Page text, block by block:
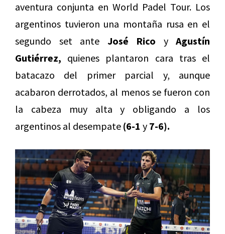
aventura conjunta en World Padel Tour. Los
argentinos tuvieron una montaña rusa en el
segundo set ante José Rico y Agustín
Gutiérrez, quienes plantaron cara tras el
batacazo del primer parcial y, aunque
acabaron derrotados, al menos se fueron con
la cabeza muy alta y obligando a los
argentinos al desempate (6-1 y 7-6).